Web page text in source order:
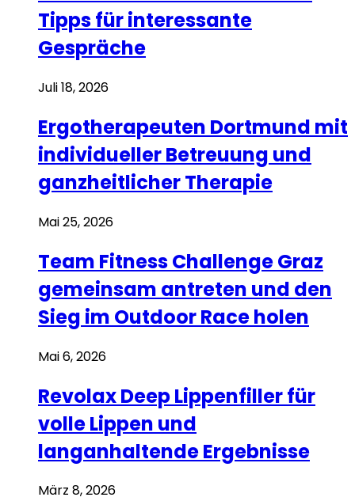
Tipps für interessante
Gespräche
Juli 18, 2026
Ergotherapeuten Dortmund mit
individueller Betreuung und
ganzheitlicher Therapie
Mai 25, 2026
Team Fitness Challenge Graz
gemeinsam antreten und den
Sieg im Outdoor Race holen
Mai 6, 2026
Revolax Deep Lippenfiller für
volle Lippen und
langanhaltende Ergebnisse
März 8, 2026